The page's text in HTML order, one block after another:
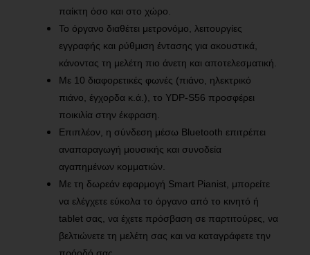
παίκτη όσο και στο χώρο.
Το όργανο διαθέτει μετρονόμο, λειτουργίες
εγγραφής και ρύθμιση έντασης για ακουστικά,
κάνοντας τη μελέτη πιο άνετη και αποτελεσματική.
Με 10 διαφορετικές φωνές (πιάνο, ηλεκτρικό
πιάνο, έγχορδα κ.ά.), το YDP-S56 προσφέρει
ποικιλία στην έκφραση.
Επιπλέον, η σύνδεση μέσω Bluetooth επιτρέπει
αναπαραγωγή μουσικής και συνοδεία
αγαπημένων κομματιών.
Με τη δωρεάν εφαρμογή Smart Pianist, μπορείτε
να ελέγχετε εύκολα το όργανο από το κινητό ή
tablet σας, να έχετε πρόσβαση σε παρτιτούρες, να
βελτιώνετε τη μελέτη σας και να καταγράφετε την